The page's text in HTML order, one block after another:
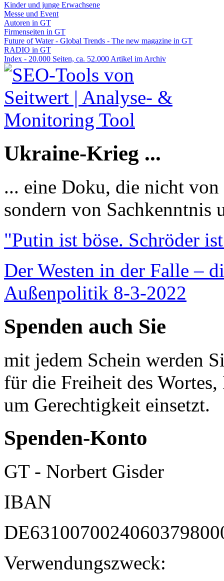
Kinder und junge Erwachsene
Messe und Event
Autoren in GT
Firmenseiten in GT
Future of Water - Global Trends - The new magazine in GT
RADIO in GT
Index - 20.000 Seiten, ca. 52.000 Artikel im Archiv
Ukraine-Krieg ...
... eine Doku, die nicht
sondern von Sachkenntnis
"Putin ist böse. Schröder
Der Westen in der Falle –
Außenpolitik 8-3-2022
Spenden auch Sie
mit jedem Schein werden
für die Freiheit des
um Gerechtigkeit einsetzt.
Spenden-Konto
GT - Norbert Gisder
IBAN
Verwendungszweck: